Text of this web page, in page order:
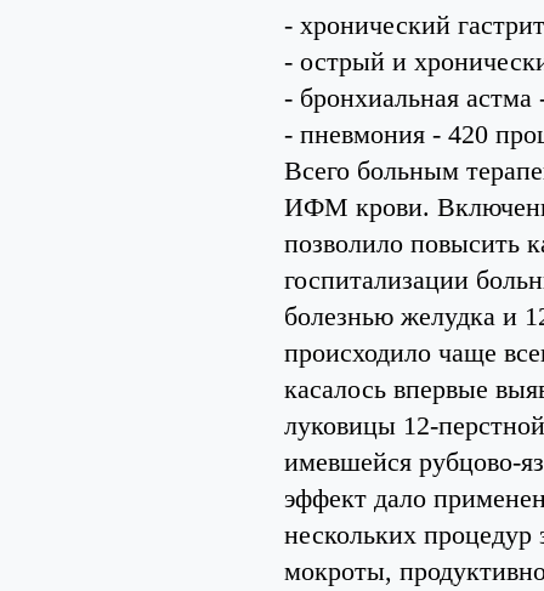
- хронический
- острый и
- бронхиальная
- пневмония - 420
Всего больным
ИФМ крови.
позволило повысить
госпитализации
болезнью желудка и
происходило чаще
касалось впервые
луковицы 12-
имевшейся рубцово-
эффект дало
нескольких процедур
мокроты,